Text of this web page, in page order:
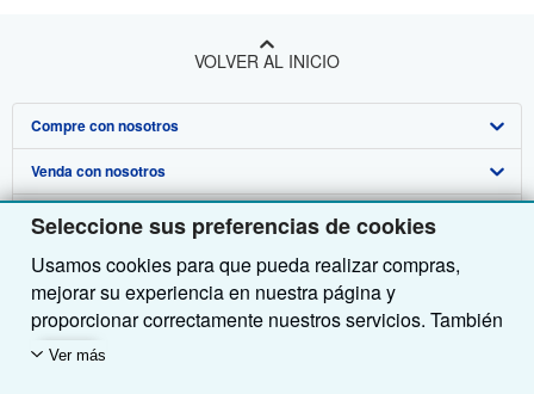
Seleccione sus preferencias de cookies
Usamos cookies para que pueda realizar compras,
mejorar su experiencia en nuestra página y
proporcionar correctamente nuestros servicios. También
utilizamos cookies para comprender el modo en que los
Ver más
VOLVER AL INICIO
Compre con nosotros
Búsqueda avanzada
Colecciones
Mi cuenta
Mis pedidos
Ver carrito
Venda con nosotros
Comenzar a vender
Únase a nuestro programa de afiliados
Recomiende un vendedor
Sobre nosotros
Sobre IberLibro
Medios
Empleo
Obtener Ayuda
Preguntas frecuentes y guías
Atención al Cliente
Otras compañías de AbeBooks
AbeBooks.com
Siga a IberLibro